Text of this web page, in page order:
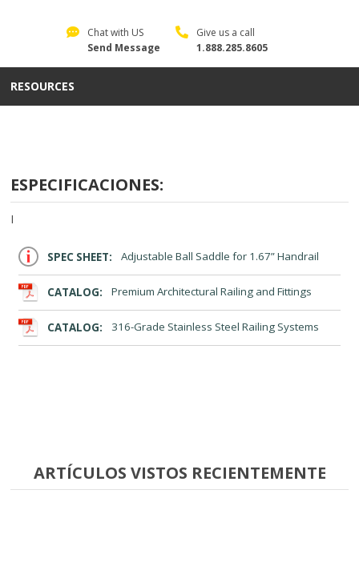
Chat with US
Send Message
Give us a call
1.888.285.8605
RESOURCES
ESPECIFICACIONES:
I
SPEC SHEET: Adjustable Ball Saddle for 1.67” Handrail
CATALOG: Premium Architectural Railing and Fittings
CATALOG: 316-Grade Stainless Steel Railing Systems
ARTÍCULOS VISTOS RECIENTEMENTE